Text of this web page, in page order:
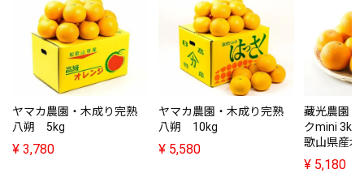
ヤマカ農園・木成り完熟
八朔 5kg
¥ 3,780
ヤマカ農園・木成り完熟
八朔 10kg
¥ 5,580
藏光農園
クmini 3kg
歌山県産
¥ 5,180